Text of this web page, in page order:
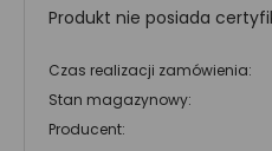
Produkt nie posiada
Czas realizacji zamówienia:
Stan magazynowy:
Producent: